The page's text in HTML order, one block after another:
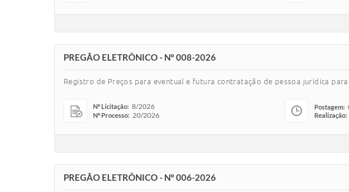
PREGÃO ELETRÔNICO - Nº 008-2026
Registro de Preços para eventual e futura contratação de pessoa jurídica
Nº Licitação: 8/2026
Nº Processo: 20/2026
Postagem:
Realização:
PREGÃO ELETRÔNICO - Nº 006-2026